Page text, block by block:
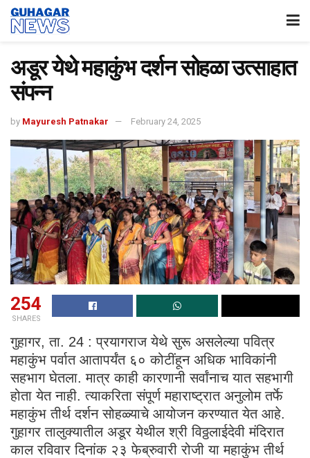
अडूर येथे महाकुंभ दर्शन सोहळा उत्साहात
संपन्न
by Mayuresh Patnakar February 24, 2025
254
SHARES
गुहागर, ता. 24 : प्रयागराज येथे सुरू असलेल्या पवित्र
महाकुंभ पर्वात आतापर्यंत ६० कोटींहून अधिक भाविकांनी
सहभाग घेतला. मात्र काही कारणानी सर्वांनाच यात सहभागी
होता येत नाही. त्याकरिता संपूर्ण महाराष्ट्रात अनुलोम तर्फे
महाकुंभ तीर्थ दर्शन सोहळ्याचे आयोजन करण्यात येत आहे.
गुहागर तालुक्यातील अडूर येथील श्री विठ्ठलाईदेवी मंदिरात
काल रविवार दिनांक २३ फेब्रुवारी रोजी या महाकुंभ तीर्थ